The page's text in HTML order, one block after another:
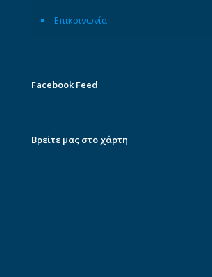
Επικοινωνία
Facebook Feed
Βρείτε μας στο χάρτη